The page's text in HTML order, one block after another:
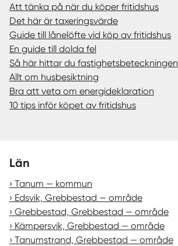
Att tänka på när du köper fritidshus
Det här är taxeringsvärde
Guide till lånelöfte vid köp av fritidshus
En guide till dolda fel
Så här hittar du fastighetsbeteckningen
Allt om husbesiktning
Bra att veta om energideklaration
10 tips inför köpet av fritidshus
Län
Tanum — kommun
Edsvik, Grebbestad — område
Grebbestad, Grebbestad — område
Kämpersvik, Grebbestad — område
Tanumstrand, Grebbestad — område